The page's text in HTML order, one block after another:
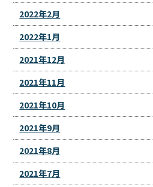
2022年2月
2022年1月
2021年12月
2021年11月
2021年10月
2021年9月
2021年8月
2021年7月